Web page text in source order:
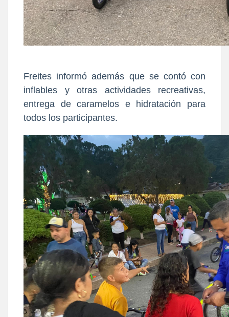
Freites informó además que se contó con
inflables y otras actividades recreativas,
entrega de caramelos e hidratación para
todos los participantes.